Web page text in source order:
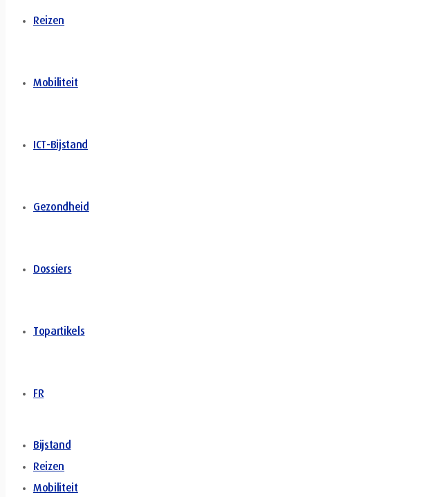
Reizen
Mobiliteit
ICT-Bijstand
Gezondheid
Dossiers
Topartikels
FR
Bijstand
Reizen
Mobiliteit